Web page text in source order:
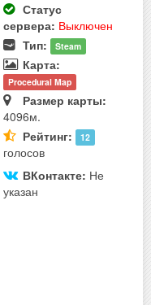
Статус
сервера: Выключен
Тип: Steam
Карта:
Procedural Map
Размер карты:
4096м.
Рейтинг: 12
голосов
ВКонтакте: Не
указан